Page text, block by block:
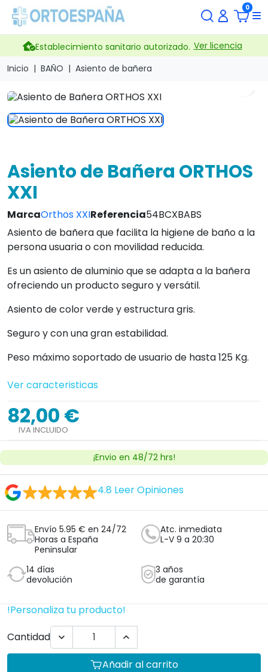
0
Establecimiento sanitario autorizado. Ver licencia
Inicio
BAÑO Asiento de bañera
Asiento de Bañera ORTHOS
XXI
MarcaOrthos XXIReferencia54BCXBABS
Asiento de bañera que facilita la higiene de baño a la
persona usuaria o con movilidad reducida.
Es un asiento de aluminio que se adapta a la bañera
ofreciendo un producto seguro y versátil.
Asiento de color verde y estructura gris.
Seguro y con una gran estabilidad.
Peso máximo soportado de usuario de hasta 125 Kg.
Ver caracteristicas
82,00 €
IVA INCLUIDO
¡Envio en 48/72 hrs!
4.8 Leer Opiniones
Envío 5.95 € en 24/72
Horas a España
Peninsular
Atc. inmediata
L-V 9 a 20:30
14 días
devolución
3 años
de garantía
!Personaliza tu producto!
Cantidad
 
Añadir al carrito